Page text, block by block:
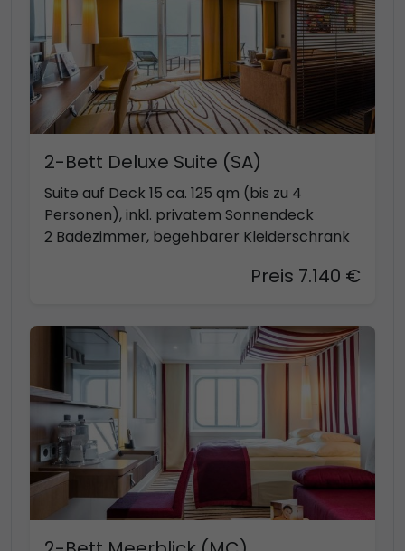
2-Bett Deluxe Suite (SA)
Suite auf Deck 15 ca. 125 qm (bis zu 4
Personen), inkl. privatem Sonnendeck
2 Badezimmer, begehbarer Kleiderschrank
Preis 7.140 €